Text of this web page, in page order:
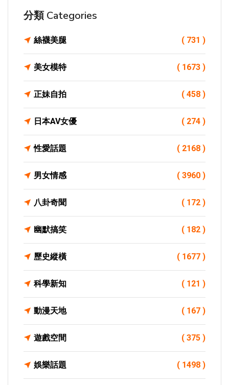
分類 Categories
絲襪美腿 ( 731 )
美女模特 ( 1673 )
正妹自拍 ( 458 )
日本AV女優 ( 274 )
性愛話題 ( 2168 )
男女情感 ( 3960 )
八卦奇聞 ( 172 )
幽默搞笑 ( 182 )
歷史縱橫 ( 1677 )
科學新知 ( 121 )
動漫天地 ( 167 )
遊戲空間 ( 375 )
娛樂話題 ( 1498 )